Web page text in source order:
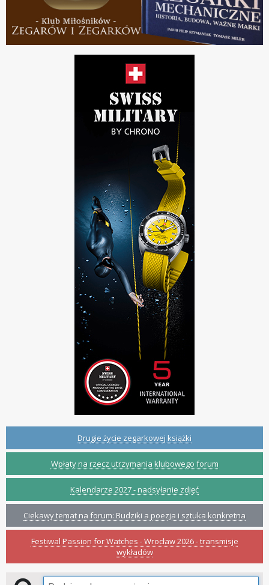
Drugie życie zegarkowej książki
Wpłaty na rzecz utrzymania klubowego forum
Kalendarze 2027 - nadsyłanie zdjęć
Ciekawy temat na forum: Budziki a poezja i sztuka konkretna
Festiwal Passion for Watches - Wrocław 2026 - transmisje
wykładów